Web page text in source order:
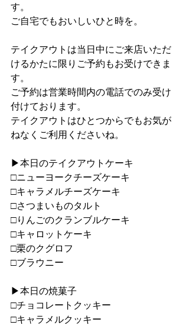
す。
ご自宅でもおいしいひと時を。
テイクアウトは当日中にご来店いただ
けるかたに限りご予約もお受けできま
す。
ご予約は営業時間内の電話でのみ受け
付けております。
テイクアウトはひとつからでもお気が
ねなくご利用くださいね。
▶︎本日のテイクアウトケーキ
□ニューヨークチーズケーキ
□キャラメルチーズケーキ
□さつまいものタルト
□りんごのクランブルケーキ
□キャロットケーキ
□栗のクグロフ
□ブラウニー
▶︎本日の焼菓子
□チョコレートクッキー
□キャラメルクッキー